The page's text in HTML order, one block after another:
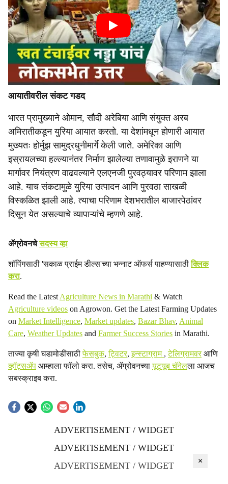
आयातीवरील संकट गडद
भारत प्रामुख्याने ओमान, सौदी अरेबिया आणि संयुक्त अरब
अमिरातीकडून युरिया आयात करतो. या देशांमधून होणारी आयात
मुख्यतः होर्मुझ सामुद्रधुनीमार्गे केली जाते. अमेरिका आणि
इस्रायलच्या हल्ल्यानंतर निर्माण झालेल्या तणावामुळे इराणने या
मार्गावर नियंत्रण वाढवल्याने एलएनजी पुरवठ्यावर परिणाम झाला
आहे. याच संकटामुळे युरिया उत्पादन आणि पुरवठा साखळी
विस्कळित झाली आहे. त्याचा परिणाम देशभरातील बाजारपेठांवर
दिसून येत असल्याचे व्यापाऱ्यांचे म्हणणे आहे.
ॲग्रोवनचेसदस्य व्हा
शॉपिंगसाठी 'सकाळ प्राईम डील्स'च्या भन्नाट ऑफर्स पाहण्यासाठीक्लिक
करा.
Read the Latest Agriculture News in Marathi & Watch
Agriculture videos on Agrowon. Get the Latest Farming Updates
on Market Intelligence, Market updates, Bazar Bhav, Animal
Care, Weather Updates and Farmer Success Stories in Marathi.
ताज्या कृषी घडामोडींसाठीफेसबुक,ट्विटर,इन्स्टाग्राम ,टेलिग्रामवरआणि
व्हॉट्सॲप आम्हाला फॉलो करा. तसेच, ॲग्रोवनच्यायूट्यूब चॅनेलला आजच
सबस्क्राइब करा.
ADVERTISEMENT / WIDGET
ADVERTISEMENT / WIDGET
ADVERTISEMENT / WIDGET
×